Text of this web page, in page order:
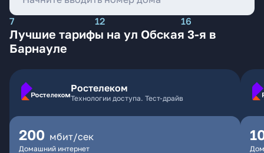
7 12 16
Лучшие тарифы на ул Обская 3-я в
Барнауле
Ростелеком
Технологии доступа. Тест-драйв
200 мбит/сек
Домашний интернет